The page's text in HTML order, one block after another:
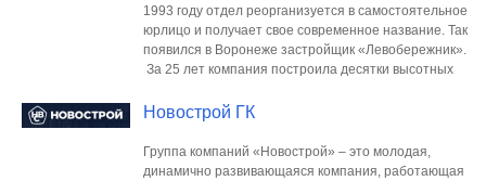
1993 году отдел реорганизуется в самостоятельное
юрлицо и получает свое современное название. Так
появился в Воронеже застройщик «Левобережник».
За 25 лет компания построила десятки высотных
Новострой ГК
Группа компаний «Новострой» – это молодая,
динамично развивающаяся компания, работающая